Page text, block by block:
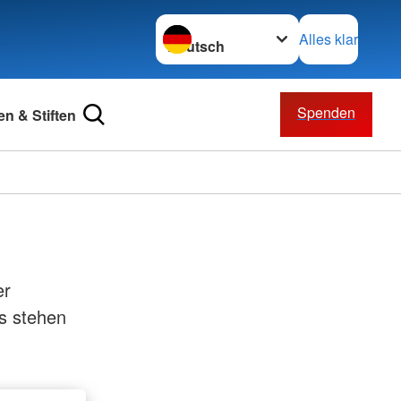
Sprache wechseln zu
Alles klar
& Stiften Spenden
stehen